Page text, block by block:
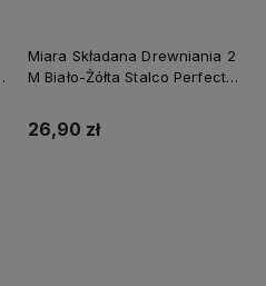
Miara Składana Drewniania 2
M Biało-Żółta Stalco Perfect
26,90 zł